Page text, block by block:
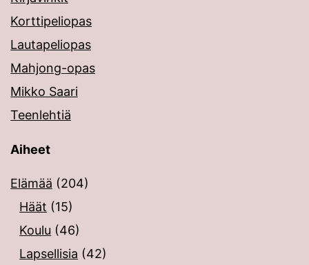
Korttipeliopas
Lautapeliopas
Mahjong-opas
Mikko Saari
Teenlehtiä
Aiheet
Elämää (204)
Häät (15)
Koulu (46)
Lapsellisia (42)